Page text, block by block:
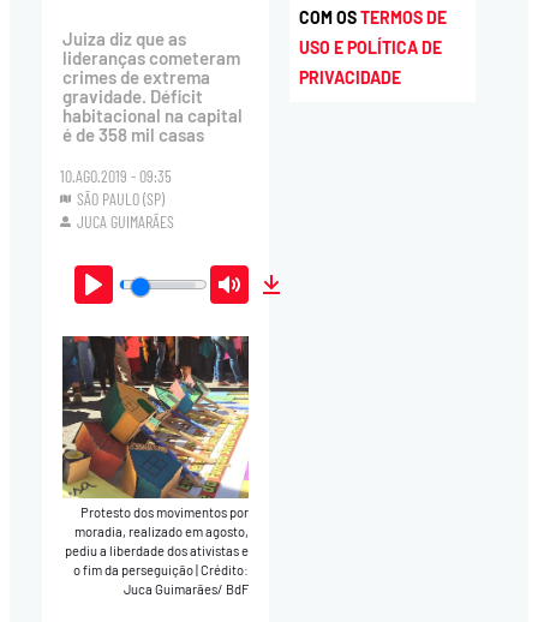
Juiza diz que as
lideranças cometeram
crimes de extrema
gravidade. Déficit
habitacional na capital
é de 358 mil casas
10.AGO.2019 - 09:35
SÃO PAULO (SP)
JUCA GUIMARÃES
Play Mute
Protesto dos movimentos por
moradia, realizado em agosto,
pediu a liberdade dos ativistas e
o fim da perseguição|Crédito:
Juca Guimarães/ BdF
COM OSTERMOS DE
USO E POLÍTICA DE
PRIVACIDADE